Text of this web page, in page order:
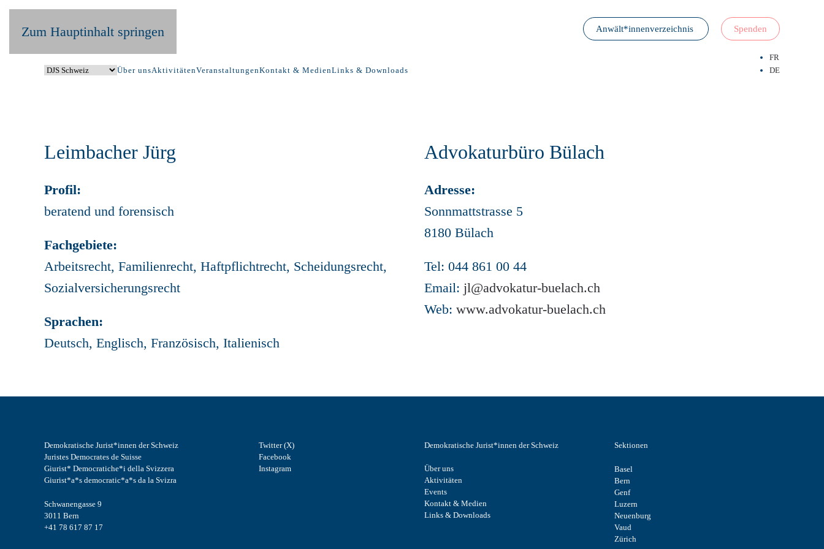
Zum Hauptinhalt springen Anwält*innenverzeichnis Spenden
Über unsAktivitätenVeranstaltungenKontakt & MedienLinks & Downloads
FR
DE
Leimbacher Jürg
Profil:
beratend und forensisch
Fachgebiete:
Arbeitsrecht, Familienrecht, Haftpflichtrecht, Scheidungsrecht,
Sozialversicherungsrecht
Sprachen:
Deutsch, Englisch, Französisch, Italienisch
Advokaturbüro Bülach
Adresse:
Sonnmattstrasse 5
8180 Bülach
Tel: 044 861 00 44
Email: jl@advokatur-buelach.ch
Web: www.advokatur-buelach.ch
Demokratische Jurist*innen der Schweiz
Juristes Democrates de Suisse
Giurist* Democratiche*i della Svizzera
Giurist*a*s democratic*a*s da la Svizra
Schwanengasse 9
3011 Bern
+41 78 617 87 17
Twitter (X)
Facebook
Instagram
Demokratische Jurist*innen der Schweiz
Über uns
Aktivitäten
Events
Kontakt & Medien
Links & Downloads
Sektionen
Basel
Bern
Genf
Luzern
Neuenburg
Vaud
Zürich